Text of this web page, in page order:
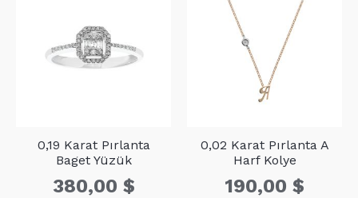
0,19 Karat Pırlanta
Baget Yüzük
380,00 $
0,02 Karat Pırlanta A
Harf Kolye
190,00 $